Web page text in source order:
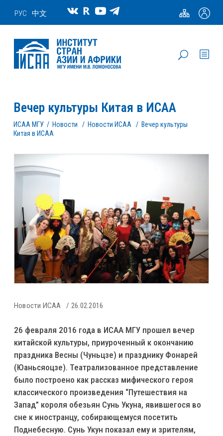
РУС 中文
Вечер культуры Китая в ИСАА
ИСАА МГУ / Новости / Новости ИСАА / Вечер культуры
Китая в ИСАА
Новости ИСАА 26.02.2016
26 февраля 2016 года в ИСАА МГУ прошел вечер
китайской культуры, приуроченный к окончанию
праздника Весны (Чуньцзе) и празднику Фонарей
(Юаньсяоцзе). Театрализованное представление
было построено как рассказ мифического героя
классического произведения “Путешествия на
Запад” короля обезьян Сунь Укуна, явившегося во
сне к иностранцу, собирающемуся посетить
Поднебесную. Сунь Укун показал ему и зрителям,